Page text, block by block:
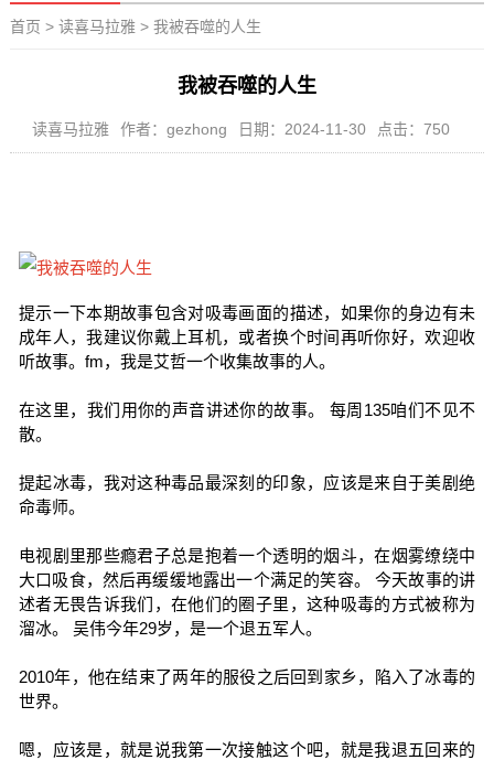
首页 > 读喜马拉雅> 我被吞噬的人生
我被吞噬的人生
读喜马拉雅 作者：gezhong 日期：2024-11-30 点击：750
提示一下本期故事包含对吸毒画面的描述，如果你的身边有未
成年人，我建议你戴上耳机，或者换个时间再听你好，欢迎收
听故事。fm，我是艾哲一个收集故事的人。
在这里，我们用你的声音讲述你的故事。 每周135咱们不见不
散。
提起冰毒，我对这种毒品最深刻的印象，应该是来自于美剧绝
命毒师。
电视剧里那些瘾君子总是抱着一个透明的烟斗，在烟雾缭绕中
大口吸食，然后再缓缓地露出一个满足的笑容。 今天故事的讲
述者无畏告诉我们，在他们的圈子里，这种吸毒的方式被称为
溜冰。 吴伟今年29岁，是一个退五军人。
2010年，他在结束了两年的服役之后回到家乡，陷入了冰毒的
世界。
嗯，应该是，就是说我第一次接触这个吧，就是我退五回来的